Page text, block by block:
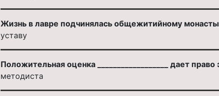
Жизнь в лавре подчинялась общежитийному
уставу
Положительная оценка __________________ дает
методиста